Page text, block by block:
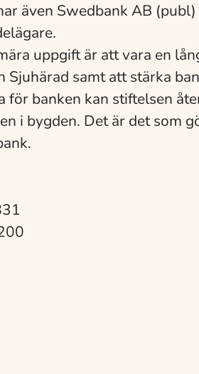
även Swedbank AB
uppgift är att vara en
Sjuhärad samt att stärka
för banken kan stiftelsen
i bygden. Det är det som